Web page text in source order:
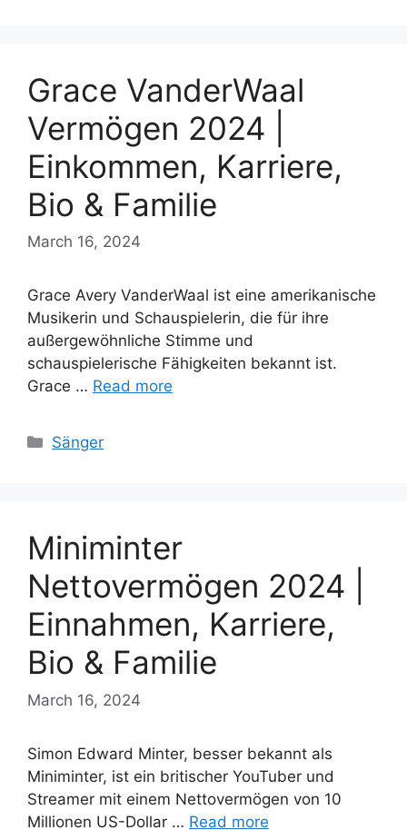
Grace VanderWaal
Vermögen 2024 |
Einkommen, Karriere,
Bio & Familie
March 16, 2024
Grace Avery VanderWaal ist eine amerikanische
Musikerin und Schauspielerin, die für ihre
außergewöhnliche Stimme und
schauspielerische Fähigkeiten bekannt ist.
Grace … Read more
Categories
Sänger
Miniminter
Nettovermögen 2024 |
Einnahmen, Karriere,
Bio & Familie
March 16, 2024
Simon Edward Minter, besser bekannt als
Miniminter, ist ein britischer YouTuber und
Streamer mit einem Nettovermögen von 10
Millionen US-Dollar … Read more